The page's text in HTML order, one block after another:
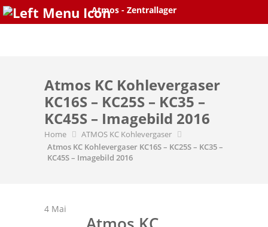
Atmos KC Kohlevergaser
KC16S – KC25S – KC35 –
KC45S – Imagebild 2016
Home
ATMOS KC Kohlevergaser
Atmos KC Kohlevergaser KC16S – KC25S – KC35 –
KC45S – Imagebild 2016
4 Mai
Atmos - Zentrallager